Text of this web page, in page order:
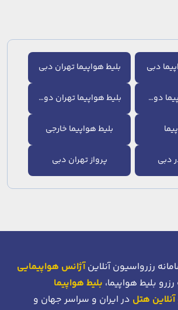
دبی بلیط هواپیما تهران دبی
خرید بلیط هواپیما دوحه بلیط هواپیما تهران دوحه
بلیط هواپیما خارجی
دبی پرواز تهران دبی
رزرواسیون آنلاینآژانس هواپیمایی
بلیط هواپیما، بلیط هواپیما
آنلاین هتل در ایران و سراسر جهان و